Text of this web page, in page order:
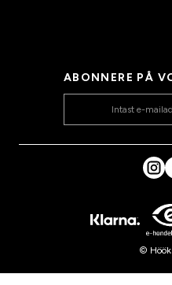
ABONNERE PÅ
©